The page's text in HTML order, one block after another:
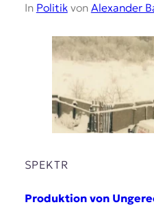
In Politikvon Alexander
SPEKTR
Produktion von